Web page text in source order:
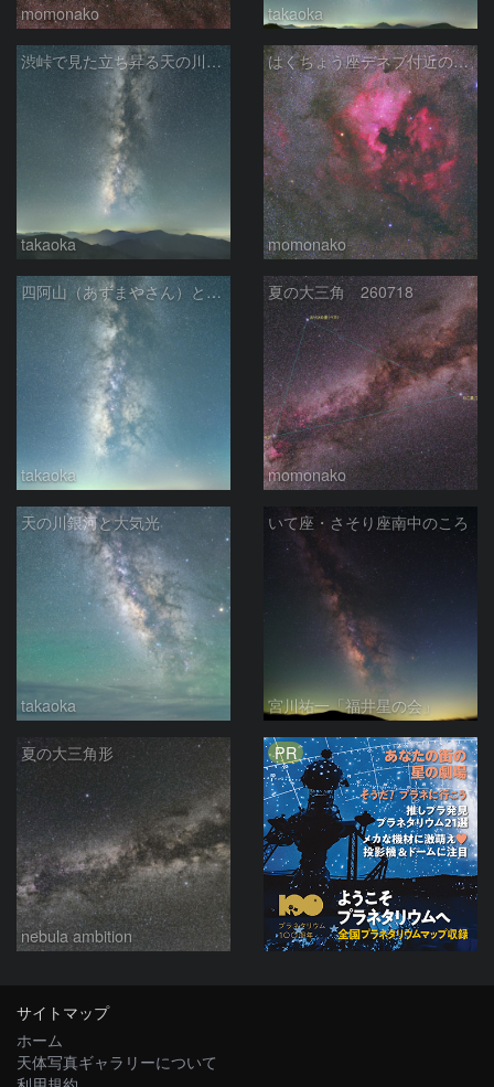
momonako takaoka
渋峠で見た立ち昇る天の川銀河
takaoka
はくちょう座デネブ付近の空域 260720
momonako
四阿山（あずまやさん）と立ち昇る夏の銀河
takaoka
夏の大三角 260718
momonako
天の川銀河と大気光
takaoka
いて座・さそり座南中のころ
宮川祐一「福井星の会」
夏の大三角形
nebula ambition
PR
サイトマップ
ホーム
天体写真ギャラリーについて